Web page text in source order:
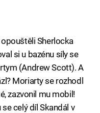
Sherlocka
si u bazénu síly se
(Andrew Scott). A
Moriarty se rozhodl
zazvonil mu mobil!
celý díl Skandál v